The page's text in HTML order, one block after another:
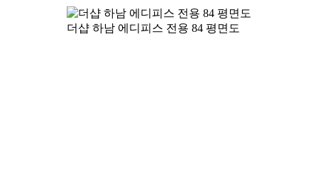
더샵 하남 에디피스 전용 84 평면도